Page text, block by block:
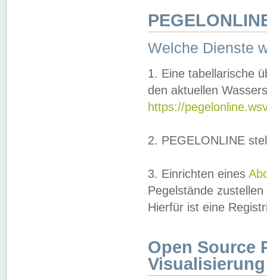
Welche Dienste
1. Eine tabellarische
den aktuellen
https://
2. PEGELONLINE
3. Einrichten eines
Pegelstände
Hierfür ist eine
Open Source
Visualisierung